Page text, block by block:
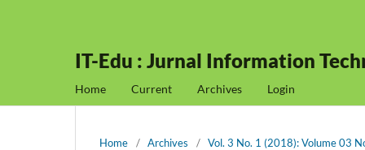
IT-Edu : Jurnal Information
Home Current Archives Login
Home / Archives / Vol. 3 No. 1 (2018): Volume 03